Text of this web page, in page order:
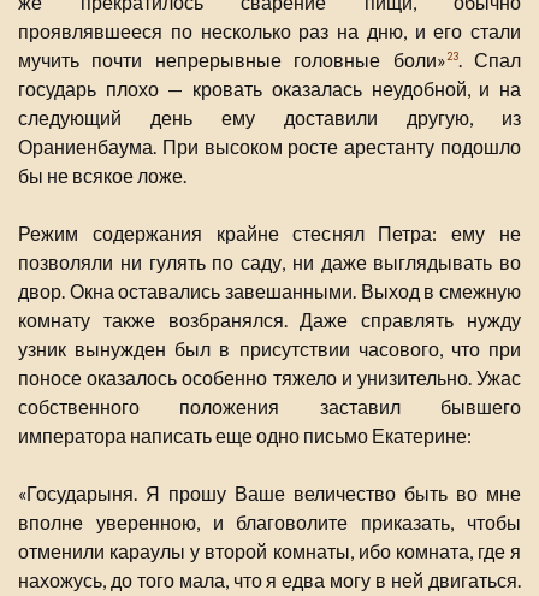
проявлявшееся по несколько раз на дню, и его стали
мучить почти непрерывные головные боли»23. Спал
государь плохо — кровать оказалась неудобной, и на
следующий день ему доставили другую, из
Ораниенбаума. При высоком росте арестанту подошло
бы не всякое ложе.
Режим содержания крайне стеснял Петра: ему не
позволяли ни гулять по саду, ни даже выглядывать во
двор. Окна оставались завешанными. Выход в смежную
комнату также возбранялся. Даже справлять нужду
узник вынужден был в присутствии часового, что при
поносе оказалось особенно тяжело и унизительно. Ужас
собственного положения заставил бывшего
императора написать еще одно письмо Екатерине:
«Государыня. Я прошу Ваше величество быть во мне
вполне уверенною, и благоволите приказать, чтобы
отменили караулы у второй комнаты, ибо комната, где я
нахожусь, до того мала, что я едва могу в ней двигаться.